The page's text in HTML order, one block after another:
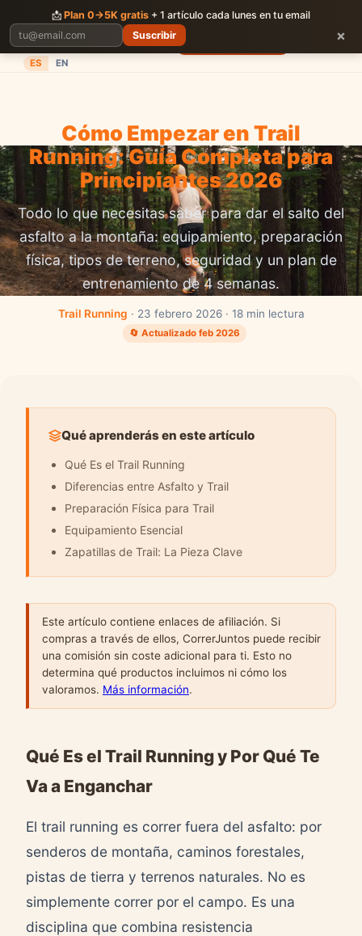
CORRERJUNTOS
PlanesBlogCarreras Precios
ES EN
Cómo Empezar en Trail
Running: Guía Completa para
Principiantes 2026
Todo lo que necesitas saber para dar el salto del
asfalto a la montaña: equipamiento, preparación
física, tipos de terreno, seguridad y un plan de
entrenamiento de 4 semanas.
Trail Running · 23 febrero 2026 · 18 min lectura
🔄 Actualizado feb 2026
Qué aprenderás en este artículo
Qué Es el Trail Running
Diferencias entre Asfalto y Trail
Preparación Física para Trail
Equipamiento Esencial
Zapatillas de Trail: La Pieza Clave
Este artículo contiene enlaces de afiliación. Si
compras a través de ellos, CorrerJuntos puede recibir
una comisión sin coste adicional para ti. Esto no
determina qué productos incluimos ni cómo los
valoramos. Más información.
Qué Es el Trail Running y Por Qué Te
Va a Enganchar
El trail running es correr fuera del asfalto: por
senderos de montaña, caminos forestales,
pistas de tierra y terrenos naturales. No es
simplemente correr por el campo. Es una
disciplina que combina resistencia
📩 Plan 0→5K gratis + 1 artículo cada lunes en tu email
Suscribir
×